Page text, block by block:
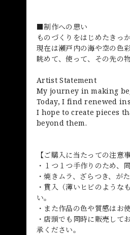
■制作への思い
ものづくりをはじめたきっ
現在は瀬戸内の海や空の色
眺めて、使って、その先の
Artist Statement
My journey in making
Today, I find renewed
I hope to create pieces
beyond them.
【ご購入に当たっての注意
・１つ１つ手作りのため、
・焼きムラ、ざらつき、が
・貫入（薄いヒビのような
い。
・また作品の色や質感はお
・店頭でも同時に販売して
承ください。